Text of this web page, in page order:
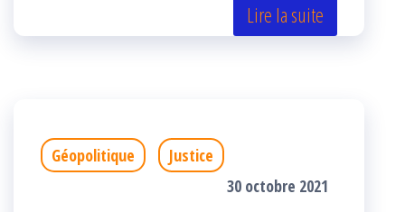
k r
Lire la suite
Géopolitique
Justice
30 octobre 2021